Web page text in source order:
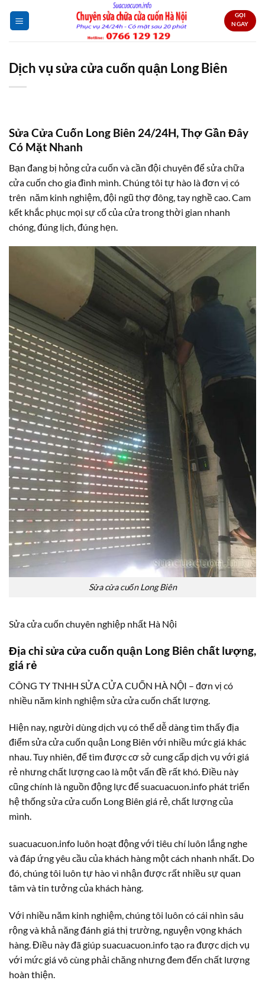
GỌI
NGAY
Dịch vụ sửa cửa cuốn quận Long Biên
Sửa Cửa Cuốn Long Biên 24/24H, Thợ Gần Đây
Có Mặt Nhanh
Bạn đang bị hỏng cửa cuốn và cần đội chuyên để sửa chữa
cửa cuốn cho gia đình mình. Chúng tôi tự hào là đơn vị có
trên năm kinh nghiệm, đội ngũ thợ đông, tay nghề cao. Cam
kết khắc phục mọi sự cố của cửa trong thời gian nhanh
chóng, đúng lịch, đúng hẹn.
Sửa cửa cuốn Long Biên
Sửa cửa cuốn chuyên nghiệp nhất Hà Nội
Địa chỉ sửa cửa cuốn quận Long Biên chất lượng,
giá rẻ
CÔNG TY TNHH SỬA CỬA CUỐN HÀ NỘI – đơn vị có
nhiều năm kinh nghiệm sửa cửa cuốn chất lượng.
Hiện nay, người dùng dịch vụ có thể dễ dàng tìm thấy địa
điểm sửa cửa cuốn quận Long Biên với nhiều mức giá khác
nhau. Tuy nhiên, để tìm được cơ sở cung cấp dịch vụ với giá
rẻ nhưng chất lượng cao là một vấn đề rất khó. Điều này
cũng chính là nguồn động lực để suacuacuon.info phát triển
hệ thống sửa cửa cuốn Long Biên giá rẻ, chất lượng của
mình.
suacuacuon.info luôn hoạt động với tiêu chí luôn lắng nghe
và đáp ứng yêu cầu của khách hàng một cách nhanh nhất. Do
đó, chúng tôi luôn tự hào vì nhận được rất nhiều sự quan
tâm và tin tưởng của khách hàng.
Với nhiều năm kinh nghiệm, chúng tôi luôn có cái nhìn sâu
rộng và khả năng đánh giá thị trường, nguyện vọng khách
hàng. Điều này đã giúp suacuacuon.info tạo ra được dịch vụ
với mức giá vô cùng phải chăng nhưng đem đến chất lượng
hoàn thiện.